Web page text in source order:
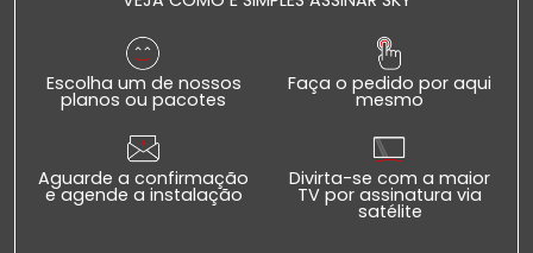
Escolha um de nossos
planos ou pacotes
Faça o pedido por aqui
mesmo
Aguarde a confirmação
e agende a instalação
Divirta-se com a maior
TV por assinatura via
satélite